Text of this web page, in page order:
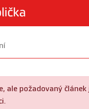
ale požadovaný článek